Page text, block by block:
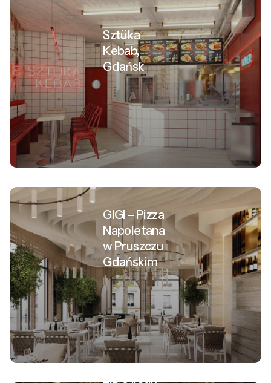
Sztüka
Kebab,
Gdańsk
GIGI – Pizza
Napoletana
w Pruszczu
Gdańskim
Restauracja
Szpas,
Jurata
[hotel
LIDO]. Jak